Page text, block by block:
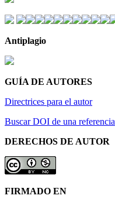
Antiplagio
GUÍA DE AUTORES
Directrices para el autor
Buscar DOI de una referencia
DERECHOS DE AUTOR
FIRMADO EN